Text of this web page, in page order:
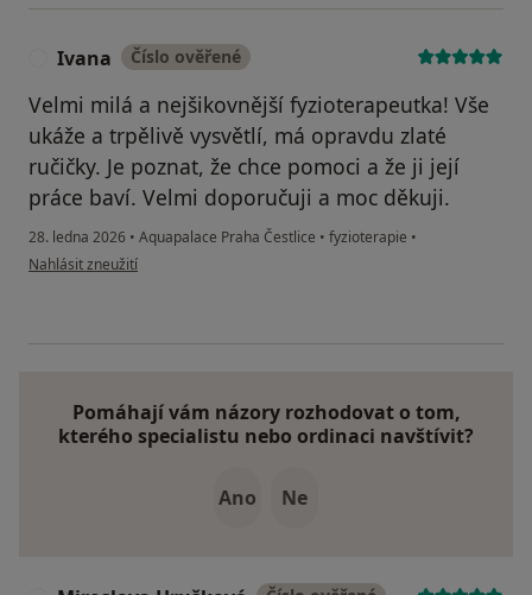
Ivana Číslo ověřené
Velmi milá a nejšikovnější fyzioterapeutka! Vše
ukáže a trpělivě vysvětlí, má opravdu zlaté
ručičky. Je poznat, že chce pomoci a že ji její
práce baví. Velmi doporučuji a moc děkuji.
28. ledna 2026 • Aquapalace Praha Čestlice • fyzioterapie •
podle názoru uživatele Ivana
Nahlásit zneužití
Pomáhají vám názory rozhodovat o tom,
kterého specialistu nebo ordinaci navštívit?
Ano Ne